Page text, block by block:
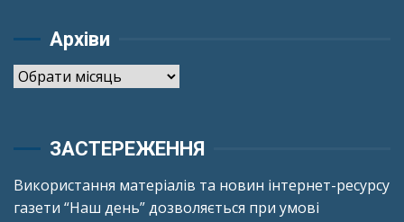
Архіви
Архіви
ЗАСТЕРЕЖЕННЯ
Використання матеріалів та новин інтернет-ресурсу
газети “Наш день” дозволяється при умові